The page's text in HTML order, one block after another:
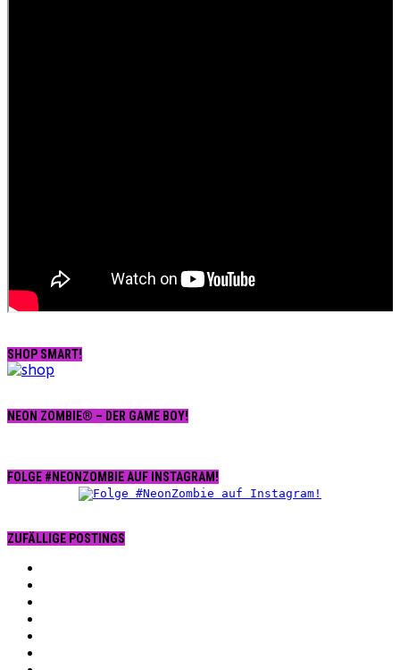
SHOP SMART!
NEON ZOMBIE® – DER GAME BOY!
FOLGE #NEONZOMBIE AUF INSTAGRAM!
ZUFÄLLIGE POSTINGS